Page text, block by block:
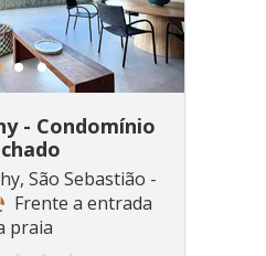
2 3
- Condomínio
São Sebastião -
Frente a entrada
praia